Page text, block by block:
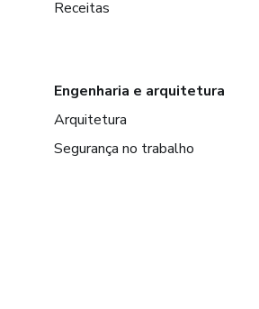
Receitas
Engenharia e arquitetura
Arquitetura
Segurança no trabalho